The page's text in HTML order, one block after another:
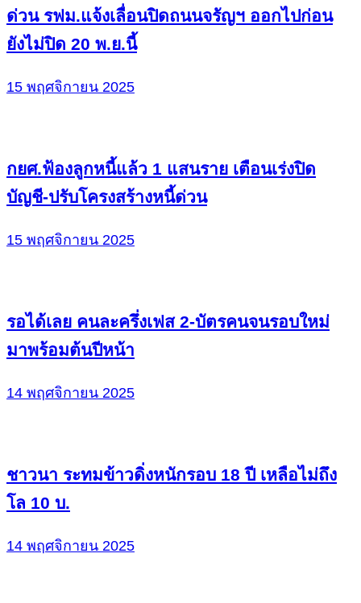
ด่วน รฟม.แจ้งเลื่อนปิดถนนจรัญฯ ออกไปก่อน
ยังไม่ปิด 20 พ.ย.นี้
15 พฤศจิกายน 2025
กยศ.ฟ้องลูกหนี้แล้ว 1 แสนราย เตือนเร่งปิด
บัญชี-ปรับโครงสร้างหนี้ด่วน
15 พฤศจิกายน 2025
รอได้เลย คนละครึ่งเฟส 2-บัตรคนจนรอบใหม่
มาพร้อมต้นปีหน้า
14 พฤศจิกายน 2025
ชาวนา ระทมข้าวดิ่งหนักรอบ 18 ปี เหลือไม่ถึง
โล 10 บ.
14 พฤศจิกายน 2025